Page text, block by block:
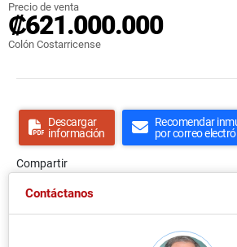
Precio de venta
₡621.000.000
Colón Costarricense
Descargar
información
Recomendar
por correo
Compartir
Contáctanos